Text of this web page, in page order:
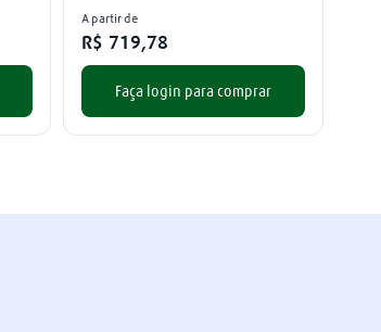
A partir de
R$ 719,78
Faça login para comprar